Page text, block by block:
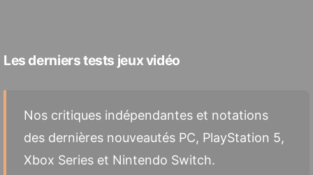
Les derniers tests jeux vidéo
Nos critiques indépendantes et notations
des dernières nouveautés PC, PlayStation 5,
Xbox Series et Nintendo Switch.